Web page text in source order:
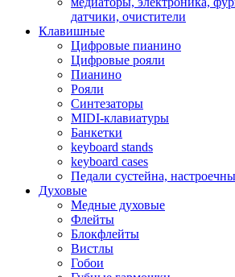
датчики, очистители
Клавишные
Цифровые пианино
Цифровые рояли
Пианино
Рояли
Синтезаторы
MIDI-клавиатуры
Банкетки
keyboard stands
keyboard cases
Педали сустейна,
Духовые
Медные духовые
Флейты
Блокфлейты
Вистлы
Гобои